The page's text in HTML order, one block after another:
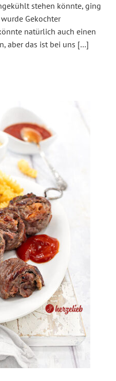
stehen könnte, ging
Gekochter
natürlich auch einen
aber das ist bei uns […]